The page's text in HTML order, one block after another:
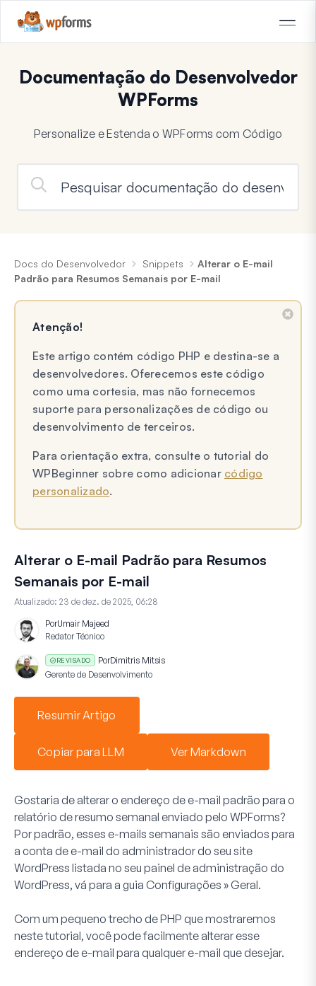
Documentação do Desenvolvedor
WPForms
Personalize e Estenda o WPForms com Código
Docs do Desenvolvedor Snippets
Alterar o E-mail
Padrão para Resumos Semanais por E-mail
Atenção!
Este artigo contém código PHP e destina-se a
desenvolvedores. Oferecemos este código
como uma cortesia, mas não fornecemos
suporte para personalizações de código ou
desenvolvimento de terceiros.
Para orientação extra, consulte o tutorial do
WPBeginner sobre como adicionar código
personalizado.
Alterar o E-mail Padrão para Resumos
Semanais por E-mail
Atualizado: 23 de dez. de 2025, 06:28
PorUmair Majeed
Redator Técnico
REVISADO PorDimitris Mitsis
Gerente de Desenvolvimento
Resumir Artigo
Copiar para LLM Ver Markdown
Gostaria de alterar o endereço de e-mail padrão para o
relatório de resumo semanal enviado pelo WPForms?
Por padrão, esses e-mails semanais são enviados para
a conta de e-mail do administrador do seu site
WordPress listada no seu painel de administração do
WordPress, vá para a guia Configurações » Geral.
Com um pequeno trecho de PHP que mostraremos
neste tutorial, você pode facilmente alterar esse
endereço de e-mail para qualquer e-mail que desejar.